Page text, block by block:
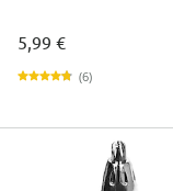
5,99 €
(6)